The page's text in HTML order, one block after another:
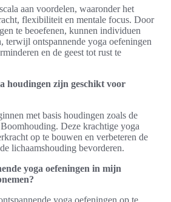
aan voordelen, waaronder het
flexibiliteit en mentale focus. Door
te beoefenen, kunnen individuen
terwijl ontspannende yoga oefeningen
en de geest tot rust te
houdingen zijn geschikt voor
met basis houdingen zoals de
Deze krachtige yoga
op te bouwen en verbeteren de
lichaamshouding bevorderen.
yoga oefeningen in mijn
yoga oefeningen op te